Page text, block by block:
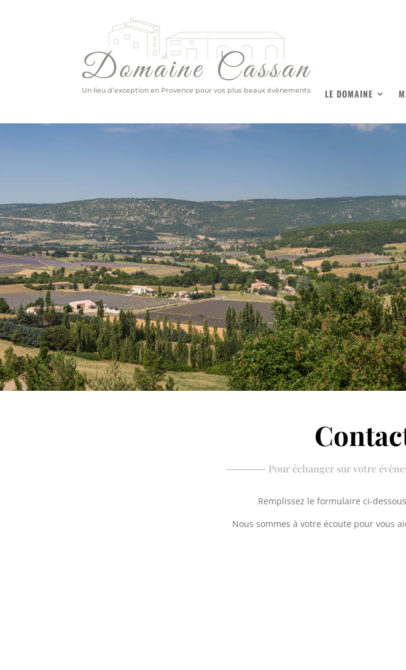
Un lieu d’exception en Provence pour vos plus beaux évènements LE DOMAINE
Pour échanger sur votre
Remplissez le formulaire ci-
Nous sommes à votre écoute pour vous